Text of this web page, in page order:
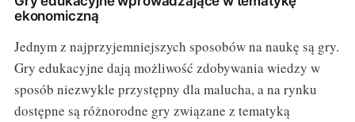
ekonomiczną
Jednym z najprzyjemniejszych sposobów na naukę są gry.
Gry edukacyjne dają możliwość zdobywania wiedzy w
sposób niezwykle przystępny dla malucha, a na rynku
dostępne są różnorodne gry związane z tematyką